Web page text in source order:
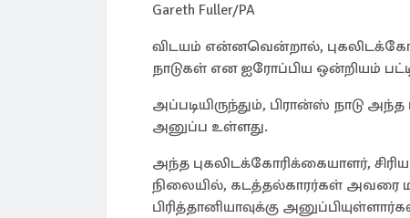
Gareth Fuller/PA
விடயம் என்னவென்றால்,
நாடுகள் என ஐரோப்பிய ஒன்றியம்
அப்படியிருந்தும், பிரான்ஸ் நாடு அந்த
அனுப்ப உள்ளது.
அந்த புகலிடக்கோரிக்கையாளர்,
நிலையில், கடத்தல்காரர்கள் அவரை
பிரித்தானியாவுக்கு